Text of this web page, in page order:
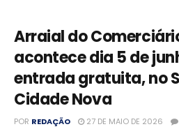
Arraial do
acontece dia 5 de
entrada gratuita, no
Cidade Nova
POR REDAÇÃO 27 DE MAIO DE 2026